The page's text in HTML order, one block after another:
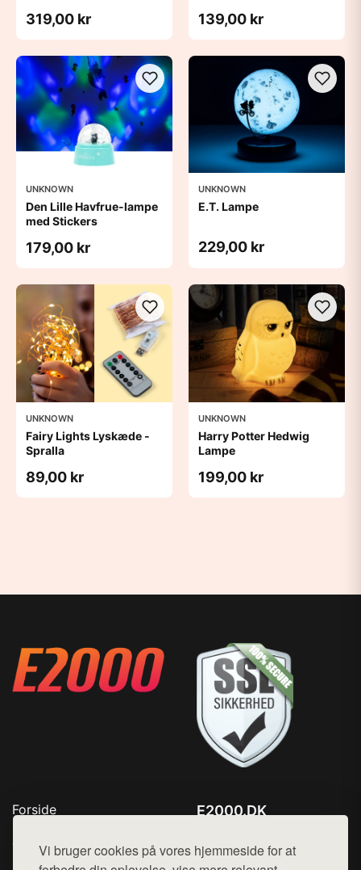
Vi bruger cookies på vores hjemmeside for at
319,00 kr 139,00 kr
UNKNOWN
Den Lille Havfrue-lampe
med Stickers
179,00 kr
UNKNOWN
E.T. Lampe
229,00 kr
UNKNOWN
Fairy Lights Lyskæde -
Spralla
89,00 kr
UNKNOWN
Harry Potter Hedwig
Lampe
199,00 kr
Forside
Top Rabatter
E2000.DK
Mail: hej@want.dk